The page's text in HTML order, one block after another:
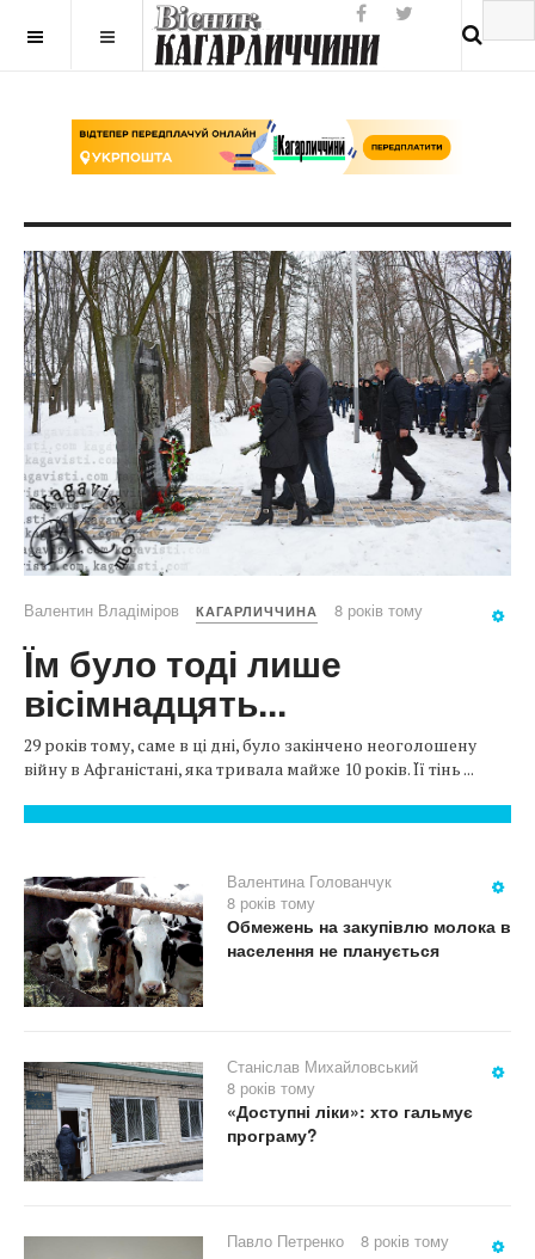
Валентин Владіміров КАГАРЛИЧЧИНА 8 років тому
Їм було тоді лише
вісімнадцять...
29 років тому, саме в ці дні, було закінчено неоголошену
війну в Афганістані, яка тривала майже 10 років. Її тінь ...
Валентина Голованчук
8 років тому
Обмежень на закупівлю молока в
населення не планується
Станіслав Михайловський
8 років тому
«Доступні ліки»: хто гальмує
програму?
Павло Петренко 8 років тому
Разработка сайтов